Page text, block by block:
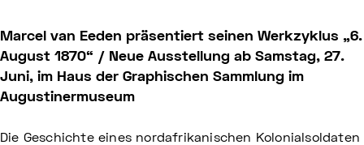
Marcel van Eeden präsentiert seinen Werkzyklus „6.
August 1870“ / Neue Ausstellung ab Samstag, 27.
Juni, im Haus der Graphischen Sammlung im
Augustinermuseum
Die Geschichte eines nordafrikanischen Kolonialsoldaten